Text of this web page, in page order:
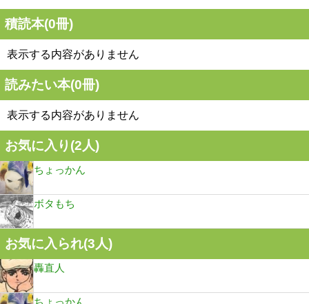
積読本(0冊)
表示する内容がありません
読みたい本(0冊)
表示する内容がありません
お気に入り(2人)
ちょっかん
ボタもち
お気に入られ(3人)
轟直人
ちょっかん